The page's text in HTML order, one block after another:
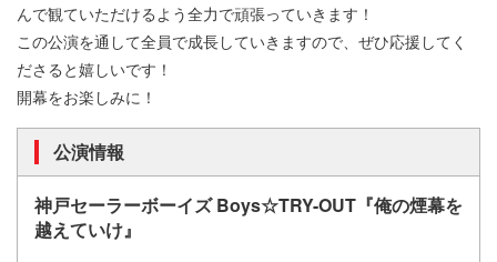
んで観ていただけるよう全力で頑張っていきます！
この公演を通して全員で成長していきますので、ぜひ応援してく
ださると嬉しいです！
開幕をお楽しみに！
公演情報
神戸セーラーボーイズ Boys☆TRY-OUT『俺の煙幕を
越えていけ』